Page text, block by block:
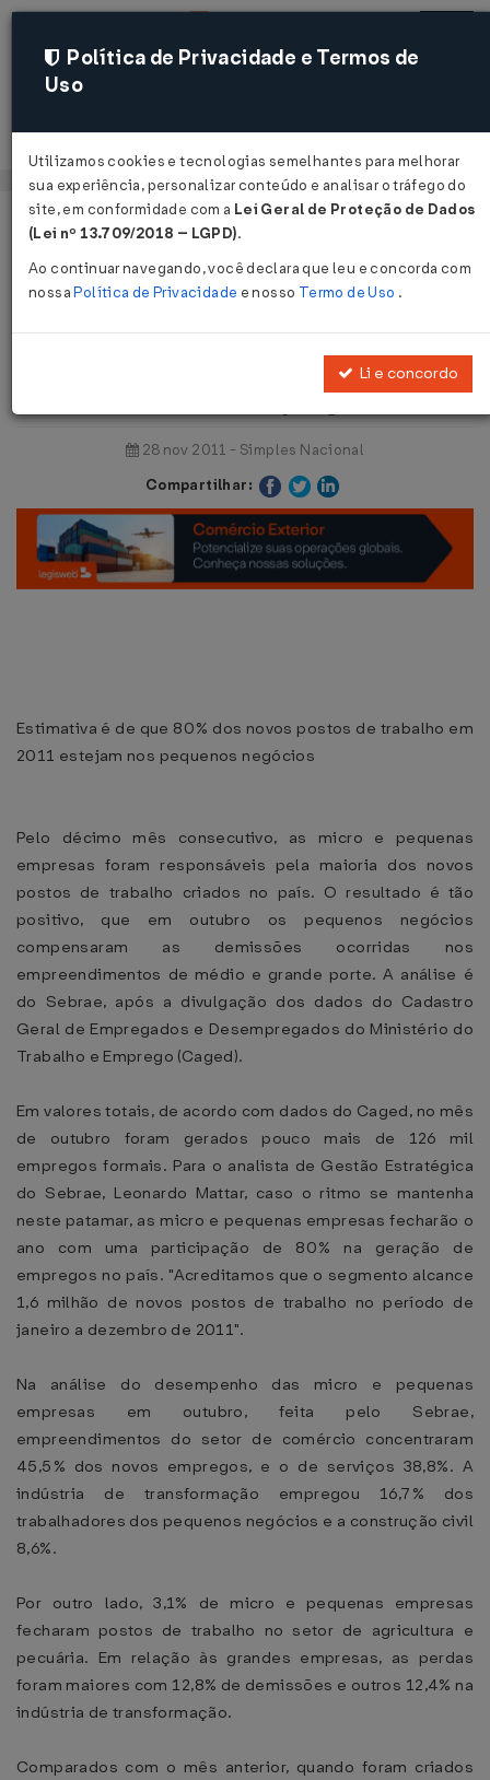
Acessar
Página Inicial
Notícias
Micro e pequenas empresas puxam
índice de empregos
28 nov 2011 - Simples Nacional
Compartilhar:
Estimativa é de que 80% dos novos postos de trabalho em
2011 estejam nos pequenos negócios
Pelo décimo mês consecutivo, as micro e pequenas
empresas foram responsáveis pela maioria dos novos
postos de trabalho criados no país. O resultado é tão
positivo, que em outubro os pequenos negócios
compensaram as demissões ocorridas nos
empreendimentos de médio e grande porte. A análise é
do Sebrae, após a divulgação dos dados do Cadastro
Geral de Empregados e Desempregados do Ministério do
Trabalho e Emprego (Caged).
Em valores totais, de acordo com dados do Caged, no mês
de outubro foram gerados pouco mais de 126 mil
empregos formais. Para o analista de Gestão Estratégica
do Sebrae, Leonardo Mattar, caso o ritmo se mantenha
neste patamar, as micro e pequenas empresas fecharão o
ano com uma participação de 80% na geração de
empregos no país. "Acreditamos que o segmento alcance
1,6 milhão de novos postos de trabalho no período de
janeiro a dezembro de 2011".
Na análise do desempenho das micro e pequenas
empresas em outubro, feita pelo Sebrae,
empreendimentos do setor de comércio concentraram
45,5% dos novos empregos, e o de serviços 38,8%. A
indústria de transformação empregou 16,7% dos
trabalhadores dos pequenos negócios e a construção civil
8,6%.
Por outro lado, 3,1% de micro e pequenas empresas
fecharam postos de trabalho no setor de agricultura e
pecuária. Em relação às grandes empresas, as perdas
foram maiores com 12,8% de demissões e outros 12,4% na
indústria de transformação.
Comparados com o mês anterior, quando foram criados
Política de Privacidade e Termos de
Uso
Utilizamos cookies e tecnologias semelhantes para melhorar
sua experiência, personalizar conteúdo e analisar o tráfego do
site, em conformidade com a Lei Geral de Proteção de Dados
(Lei nº 13.709/2018 – LGPD).
Ao continuar navegando, você declara que leu e concorda com
nossaPolítica de Privacidade e nosso Termo de Uso .
Li e concordo